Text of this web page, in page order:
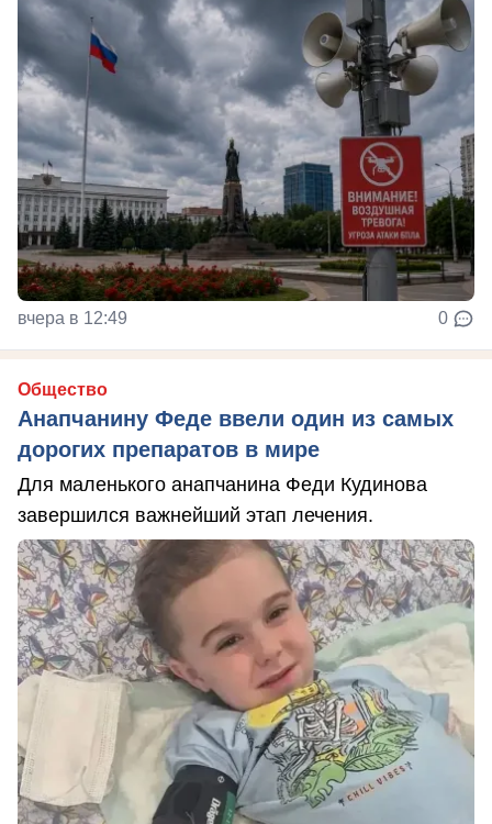
вчера в 12:49 0
Общество
Анапчанину Феде ввели один из самых
дорогих препаратов в мире
Для маленького анапчанина Феди Кудинова
завершился важнейший этап лечения.